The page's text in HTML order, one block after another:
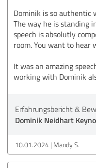
Dominik is so authentic
The way he is standing
speech is absolutly
room. You want to hear
It was an amazing
working with Dominik
Erfahrungsbericht &
Dominik Neidhart
10.01.2024 Mandy S.